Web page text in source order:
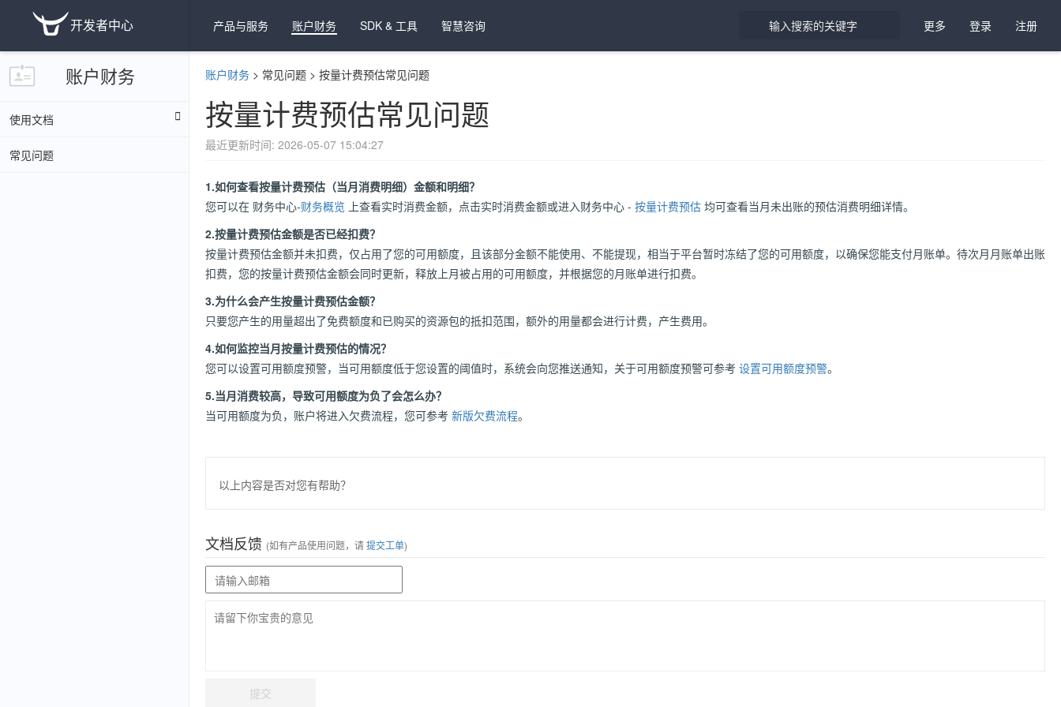
开发者中心 产品与服务 账户财务 SDK & 工具 智慧咨询 更多 登录 注册
账户财务
使用文档
常见问题
账户财务 > 常见问题 > 按量计费预估常见问题
按量计费预估常见问题
最近更新时间: 2026-05-07 15:04:27
1.如何查看按量计费预估（当月消费明细）金额和明细？
您可以在 财务中心-财务概览 上查看实时消费金额，点击实时消费金额或进入财务中心 - 按量计费预估 均可查看当月未出账的预估消费明细详情。
2.按量计费预估金额是否已经扣费？
按量计费预估金额并未扣费，仅占用了您的可用额度，且该部分金额不能使用、不能提现，相当于平台暂时冻结了您的可用额度，以确保您能支付月账单。待次月月账单出账
扣费，您的按量计费预估金额会同时更新，释放上月被占用的可用额度，并根据您的月账单进行扣费。
3.为什么会产生按量计费预估金额？
只要您产生的用量超出了免费额度和已购买的资源包的抵扣范围，额外的用量都会进行计费，产生费用。
4.如何监控当月按量计费预估的情况？
您可以设置可用额度预警，当可用额度低于您设置的阈值时，系统会向您推送通知，关于可用额度预警可参考 设置可用额度预警。
5.当月消费较高，导致可用额度为负了会怎么办？
当可用额度为负，账户将进入欠费流程，您可参考 新版欠费流程。
以上内容是否对您有帮助？
文档反馈 (如有产品使用问题，请提交工单)
提交